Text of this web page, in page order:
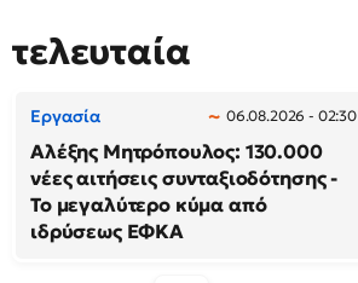
τελευταία
Εργασία 06.08.2026 - 02:30
Αλέξης Μητρόπουλος: 130.000
νέες αιτήσεις συνταξιοδότησης -
Το μεγαλύτερο κύμα από
ιδρύσεως ΕΦΚΑ